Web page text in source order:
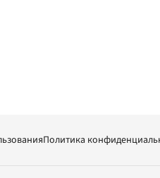
Политика